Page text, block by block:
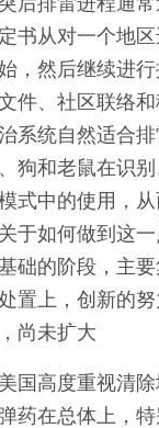
书从对一个地
，然后继续进
件、社区联络
系统自然适合
狗和老鼠在识
式中的使用，
于如何做到这
础的阶段，主要
置上，创新的
尚未扩大
国高度重视清
药在总体上，